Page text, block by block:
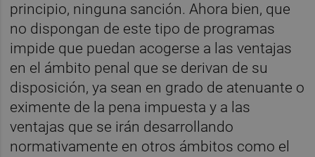
principio, ninguna sanción. Ahora bien, que
no dispongan de este tipo de programas
impide que puedan acogerse a las ventajas
en el ámbito penal que se derivan de su
disposición, ya sean en grado de atenuante o
eximente de la pena impuesta y a las
ventajas que se irán desarrollando
normativamente en otros ámbitos como el